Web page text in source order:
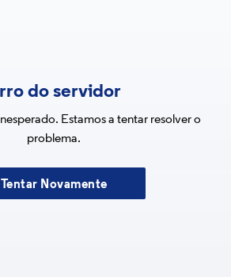
do servidor
Estamos a tentar resolver o
problema.
Tentar Novamente